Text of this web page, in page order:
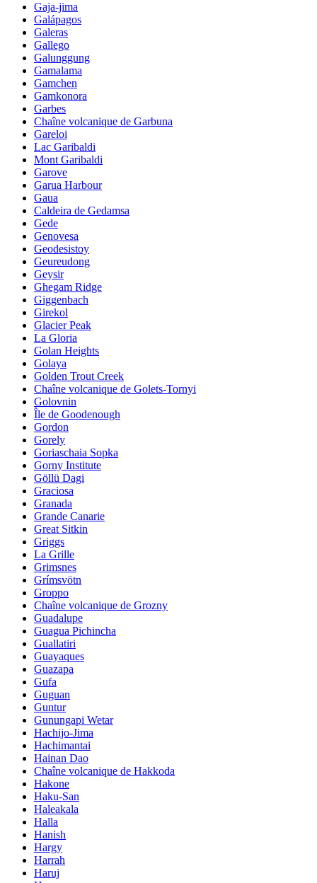
Gaja-jima
Galápagos
Galeras
Gallego
Galunggung
Gamalama
Gamchen
Gamkonora
Garbes
Chaîne volcanique de Garbuna
Gareloi
Lac Garibaldi
Mont Garibaldi
Garove
Garua Harbour
Gaua
Caldeira de Gedamsa
Gede
Genovesa
Geodesistoy
Geureudong
Geysir
Ghegam Ridge
Giggenbach
Girekol
Glacier Peak
La Gloria
Golan Heights
Golaya
Golden Trout Creek
Chaîne volcanique de Golets-Tornyi
Golovnin
Île de Goodenough
Gordon
Gorely
Goriaschaia Sopka
Gorny Institute
Göllü Dagi
Graciosa
Granada
Grande Canarie
Great Sitkin
Griggs
La Grille
Grimsnes
Grímsvötn
Groppo
Chaîne volcanique de Grozny
Guadalupe
Guagua Pichincha
Guallatiri
Guayaques
Guazapa
Gufa
Guguan
Guntur
Gunungapi Wetar
Hachijo-Jima
Hachimantai
Hainan Dao
Chaîne volcanique de Hakkoda
Hakone
Haku-San
Haleakala
Halla
Hanish
Hargy
Harrah
Haruj